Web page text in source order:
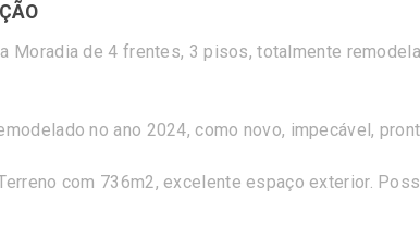
Moradia de 4 frentes, 3 pisos, totalmente
no ano 2024, como novo, impecável,
com 736m2, excelente espaço exterior.